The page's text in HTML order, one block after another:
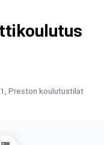
Preston koulutustilat